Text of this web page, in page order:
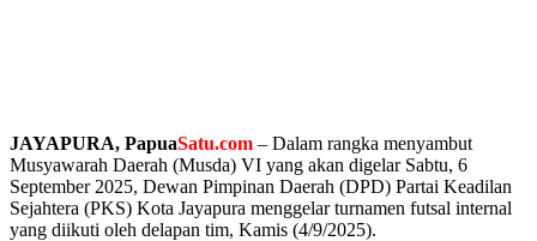
JAYAPURA, PapuaSatu.com – Dalam rangka menyambut
Musyawarah Daerah (Musda) VI yang akan digelar Sabtu, 6
September 2025, Dewan Pimpinan Daerah (DPD) Partai Keadilan
Sejahtera (PKS) Kota Jayapura menggelar turnamen futsal internal
yang diikuti oleh delapan tim, Kamis (4/9/2025).